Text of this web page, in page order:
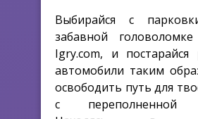
Выбирайся с
забавной
Igry.com, и постарайся
автомобили таким
освободить путь для
с переполненной